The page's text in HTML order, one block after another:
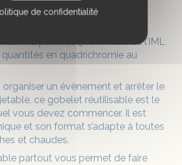
d’impression comme la
les petites quantités), la
(à partir de 500 unités) ou l’IML
en quadrichromie au
un évènement et arrêter le
ce gobelet réutilisable est le
vous devez commencer. Il est
et son format s’adapte à toutes
et chaudes.
partout vous permet de faire
de confidentialité